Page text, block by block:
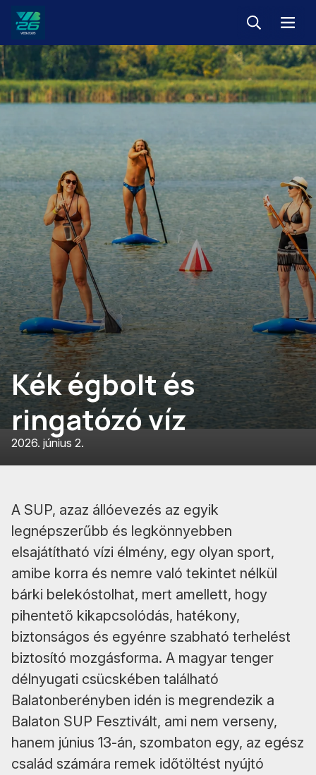
Veszprém-
Balaton
Európa
Sportrégiója
KeresésMenü
Kék égbolt és
ringatózó víz
2026. június 2.
A SUP, azaz állóevezés az egyik
legnépszerűbb és legkönnyebben
elsajátítható vízi élmény, egy olyan sport,
amibe korra és nemre való tekintet nélkül
bárki belekóstolhat, mert amellett, hogy
pihentető kikapcsolódás, hatékony,
biztonságos és egyénre szabható terhelést
biztosító mozgásforma. A magyar tenger
délnyugati csücskében található
Balatonberényben idén is megrendezik a
Balaton SUP Fesztivált, ami nem verseny,
hanem június 13-án, szombaton egy, az egész
család számára remek időtöltést nyújtó